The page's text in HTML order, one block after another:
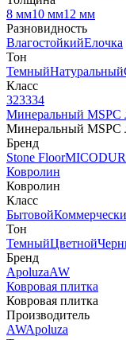
8 мм10 мм12 мм
Разновидность
ВлагостойкийЕлочка
Тон
ТемныйНатуральный
Класс
323334
Минеральный MSPC
Минеральный MSPC
Бренд
Stone FloorMICODUR
Ковролин
Ковролин
Класс
Бытовой
Тон
ТемныйЦветной
Бренд
ApoluzaAW
Ковровая плитка
Ковровая плитка
Производитель
AWApoluza